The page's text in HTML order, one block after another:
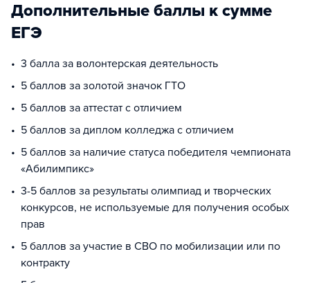
Дополнительные баллы к сумме
ЕГЭ
3 балла за волонтерская деятельность
5 баллов за золотой значок ГТО
5 баллов за аттестат с отличием
5 баллов за диплом колледжа с отличием
5 баллов за наличие статуса победителя чемпионата
«Абилимпикс»
3-5 баллов за результаты олимпиад и творческих
конкурсов, не используемые для получения особых
прав
5 баллов за участие в СВО по мобилизации или по
контракту